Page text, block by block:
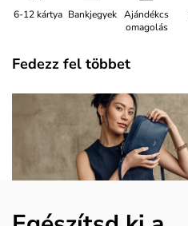
6-12 kártya Bankjegyek Ajándékcs
omagolás
Fedezz fel többet